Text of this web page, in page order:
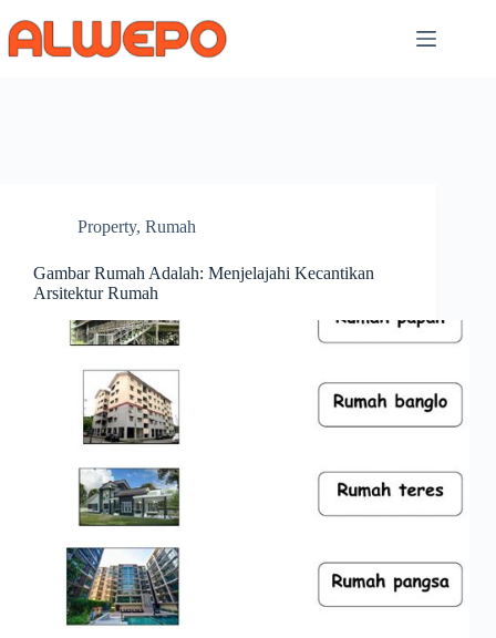
to
content
Property, Rumah
Gambar Rumah Adalah: Menjelajahi Kecantikan
Arsitektur Rumah